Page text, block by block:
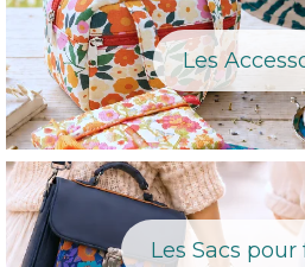
Les
Les Sacs